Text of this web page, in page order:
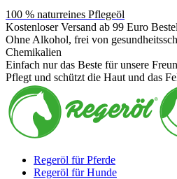
100 % naturreines Pflegeöl
Kostenloser Versand ab 99 Euro
Ohne Alkohol, frei von
Chemikalien
Einfach nur das Beste für unsere
Pflegt und schützt die Haut und das
Regeröl für Pferde
Regeröl für Hunde